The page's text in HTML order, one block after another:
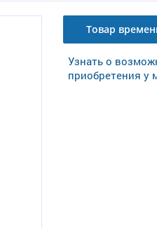
Товар
Узнать о
приобретения у